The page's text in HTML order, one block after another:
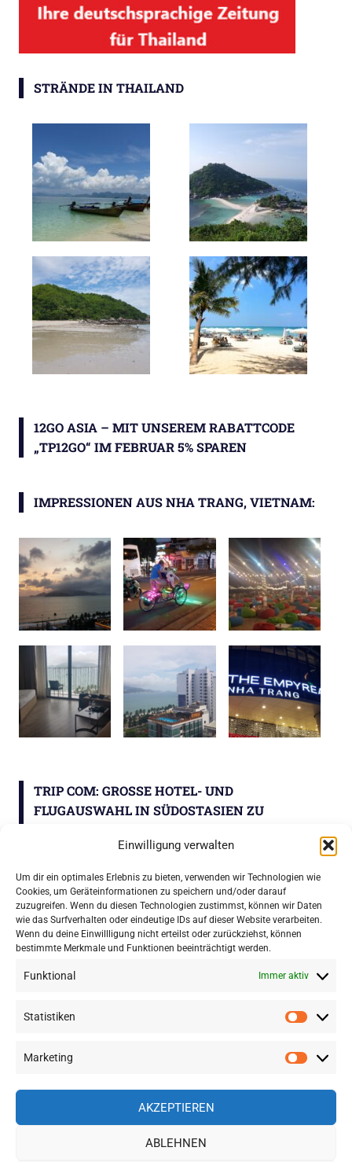
Einwilligung verwalten
Um dir ein optimales Erlebnis zu bieten, verwenden wir Technologien wie
Cookies, um Geräteinformationen zu speichern und/oder darauf
zuzugreifen. Wenn du diesen Technologien zustimmst, können wir Daten
wie das Surfverhalten oder eindeutige IDs auf dieser Website verarbeiten.
Wenn du deine Einwillligung nicht erteilst oder zurückziehst, können
bestimmte Merkmale und Funktionen beeinträchtigt werden.
Funktional Immer aktiv
Statistiken
Marketing
AKZEPTIEREN
ABLEHNEN
STRÄNDE IN THAILAND
12GO ASIA – MIT UNSEREM RABATTCODE
„TP12GO“ IM FEBRUAR 5% SPAREN
IMPRESSIONEN AUS NHA TRANG, VIETNAM:
TRIP COM: GROSSE HOTEL- UND F
LUGAUSWAHL IN SÜDOSTASIEN ZU S
WordPress-Theme: Gridbox von ThemeZee.